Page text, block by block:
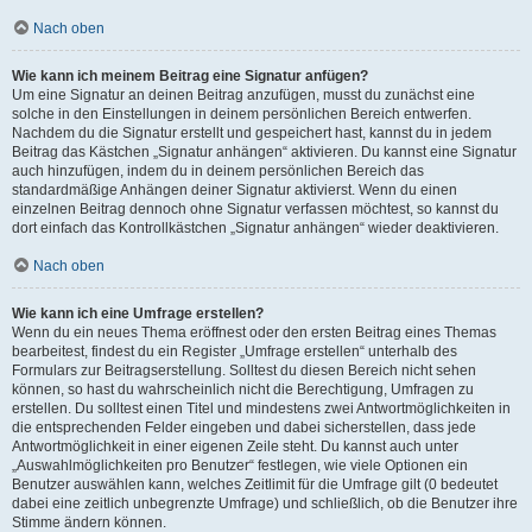
Nach oben
Wie kann ich meinem Beitrag eine Signatur anfügen?
Um eine Signatur an deinen Beitrag anzufügen, musst du zunächst eine
solche in den Einstellungen in deinem persönlichen Bereich entwerfen.
Nachdem du die Signatur erstellt und gespeichert hast, kannst du in jedem
Beitrag das Kästchen „Signatur anhängen“ aktivieren. Du kannst eine Signatur
auch hinzufügen, indem du in deinem persönlichen Bereich das
standardmäßige Anhängen deiner Signatur aktivierst. Wenn du einen
einzelnen Beitrag dennoch ohne Signatur verfassen möchtest, so kannst du
dort einfach das Kontrollkästchen „Signatur anhängen“ wieder deaktivieren.
Nach oben
Wie kann ich eine Umfrage erstellen?
Wenn du ein neues Thema eröffnest oder den ersten Beitrag eines Themas
bearbeitest, findest du ein Register „Umfrage erstellen“ unterhalb des
Formulars zur Beitragserstellung. Solltest du diesen Bereich nicht sehen
können, so hast du wahrscheinlich nicht die Berechtigung, Umfragen zu
erstellen. Du solltest einen Titel und mindestens zwei Antwortmöglichkeiten in
die entsprechenden Felder eingeben und dabei sicherstellen, dass jede
Antwortmöglichkeit in einer eigenen Zeile steht. Du kannst auch unter
„Auswahlmöglichkeiten pro Benutzer“ festlegen, wie viele Optionen ein
Benutzer auswählen kann, welches Zeitlimit für die Umfrage gilt (0 bedeutet
dabei eine zeitlich unbegrenzte Umfrage) und schließlich, ob die Benutzer ihre
Stimme ändern können.